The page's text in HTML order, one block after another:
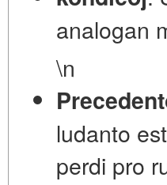
analogan
\n
ludanto
perdi pro